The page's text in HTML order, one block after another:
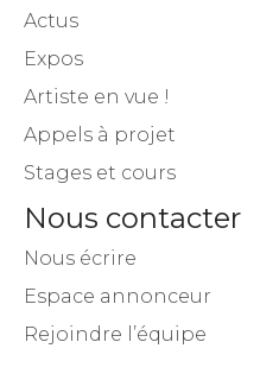
Actus
Expos
Artiste en vue !
Appels à projet
Stages et cours
Nous contacter
Nous écrire
Espace annonceur
Rejoindre l’équipe